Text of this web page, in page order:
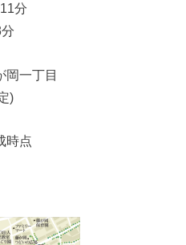
分
岡一丁目
)
時点